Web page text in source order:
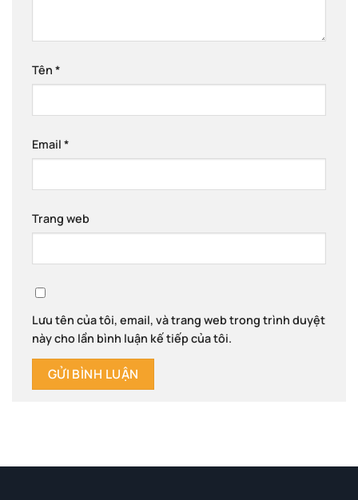
Tên *
Email *
Trang web
Lưu tên của tôi, email, và trang web trong trình duyệt
này cho lần bình luận kế tiếp của tôi.